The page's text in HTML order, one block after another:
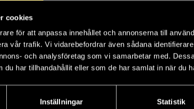
cookies
för att anpassa innehållet och annonserna till
vår trafik. Vi vidarebefordrar även sådana
och analysföretag som vi samarbetar med.
du har tillhandahållit eller som de har samlat in när du
Inställningar Statistik